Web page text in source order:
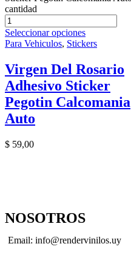
cantidad
Seleccionar opciones
Para Vehiculos, Stickers
Virgen Del Rosario
Adhesivo Sticker
Pegotin Calcomania
Auto
$ 59,00
NOSOTROS
Email: info@rendervinilos.uy